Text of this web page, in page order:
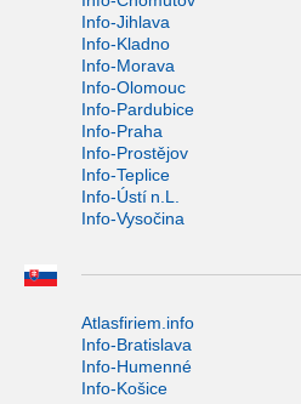
Info-Jihlava
Info-Kladno
Info-Morava
Info-Olomouc
Info-Pardubice
Info-Praha
Info-Prostějov
Info-Teplice
Info-Ústí n.L.
Info-Vysočina
Atlasfiriem.info
Info-Bratislava
Info-Humenné
Info-Košice